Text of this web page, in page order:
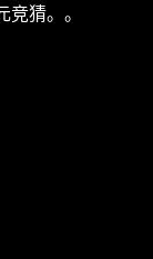
猜。。